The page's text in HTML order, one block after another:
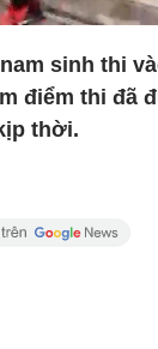
sinh thi
điểm thi đã
thời.